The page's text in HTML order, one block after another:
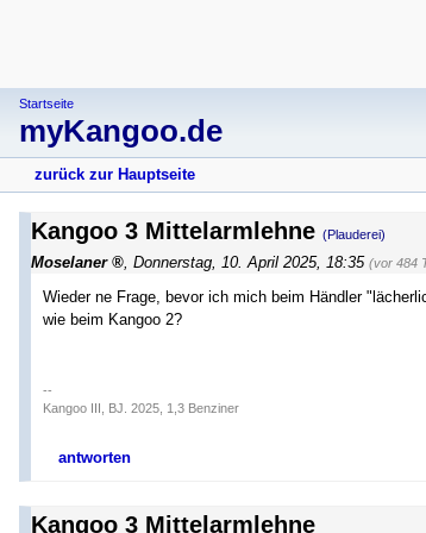
Startseite
myKangoo.de
zurück zur Hauptseite
Kangoo 3 Mittelarmlehne (Plauderei)
Moselaner , Donnerstag, 10. April 2025, 18:35 (vor 484
Wieder ne Frage, bevor ich mich beim Händler
wie beim Kangoo 2?
--
Kangoo III, BJ. 2025, 1,3 Benziner
antworten
Kangoo 3 Mittelarmlehne